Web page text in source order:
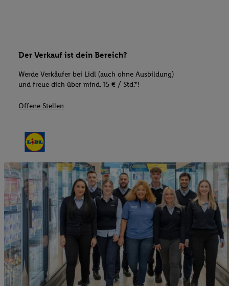
Der Verkauf ist dein Bereich?
Werde Verkäufer bei Lidl (auch ohne Ausbildung)
und freue dich über mind. 15 € / Std.*!
Offene Stellen